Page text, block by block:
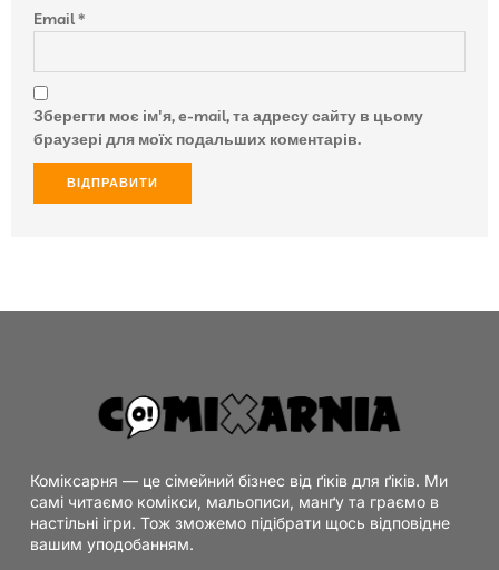
Email*
Зберегти моє ім'я, e-mail, та адресу сайту в цьому
браузері для моїх подальших коментарів.
Коміксарня — це сімейний бізнес від ґіків для ґіків. Ми
самі читаємо комікси, мальописи, манґу та граємо в
настільні ігри. Тож зможемо підібрати щось відповідне
вашим уподобанням.